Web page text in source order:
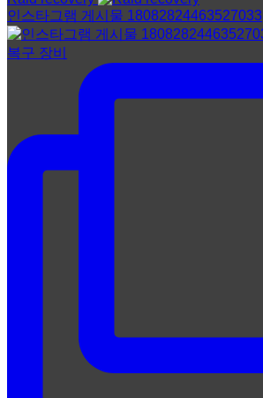
인스타그램 게시물 18082824463527033
복구 장비